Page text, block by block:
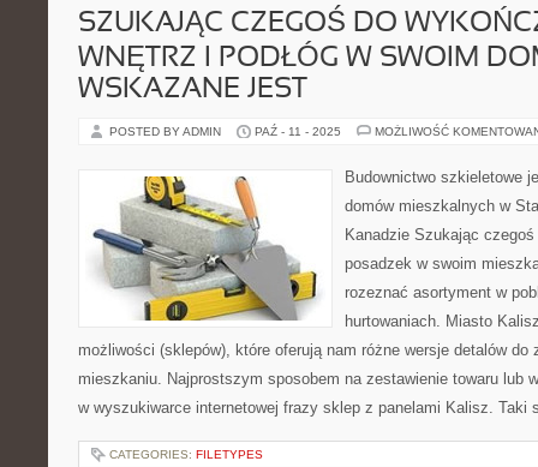
SZUKAJĄC CZEGOŚ DO
WNĘTRZ I PODŁÓG W SWOIM
WSKAZANE JEST
POSTED BY ADMIN PAŹ - 11 - 2025 MOŻLIWOŚĆ
Budownictwo szkieletowe
domów mieszkalnych w
Kanadzie Szukając
posadzek w swoim
rozeznać asortyment w
hurtowaniach. Miasto
możliwości (sklepów), które oferują nam różne wersje detalów do
mieszkaniu. Najprostszym sposobem na zestawienie towaru lub
w wyszukiwarce internetowej frazy sklep z panelami Kalisz.
CATEGORIES: FILETYPES